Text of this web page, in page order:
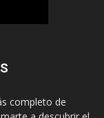
completo de